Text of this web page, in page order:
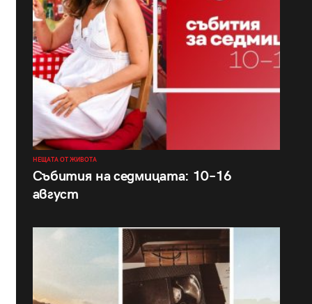
НЕЩАТА ОТ ЖИВОТА
Събития на седмицата: 10–16
август